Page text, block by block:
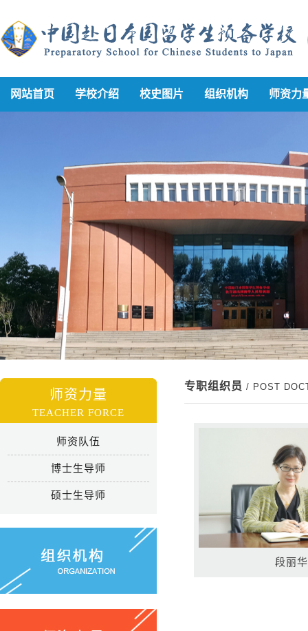
网站首页 学校介绍 校史图片 组织机构 师资力
师资力量
TEACHER FORCE
师资队伍
博士生导师
硕士生导师
专职组织员 / POST
段丽华